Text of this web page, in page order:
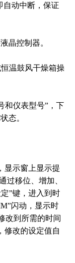
动中断，保证
晶控制器。
温鼓风干燥箱操
和仪表型号”，下
态。
显示窗上显示提
过移位、增加、
”键，进入到时
闪动，显示时
改到所需的时间
修改的设定值自